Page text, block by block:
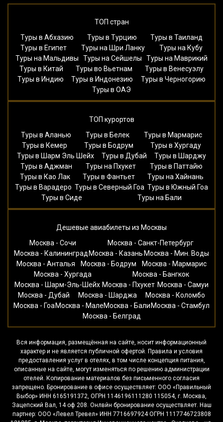
ТОП стран
Туры в Абхазию
Туры в Турцию
Туры в Таиланд
Туры в Египет
Туры на Шри Ланку
Туры на Кубу
Туры на Мальдивы
Туры на Сейшелы
Туры на Маврикий
Туры в Китай
Туры во Вьетнам
Туры в Венесуэлу
Туры в Индию
Туры в Индонезию
Туры в Черногорию
Туры в ОАЭ
ТОП курортов
Туры в Аланью
Туры в Белек
Туры в Мармарис
Туры в Кемер
Туры в Бодрум
Туры в Хургаду
Туры в Шарм Эль Шейх
Туры в Дубай
Туры в Шарджу
Туры в Аджман
Туры на Пхукет
Туры в Паттайю
Туры в Као Лак
Туры в Фантьет
Туры на Хайнань
Туры в Варадеро Туры в Северный Гоа Туры в Южный Гоа
Туры в Сиде
Туры на Бали
Дешевые авиабилеты из Москвы
Москва - Сочи
Москва - Санкт-Петербург
Москва - КалининградМосква - КазаньМосква - Мин. Воды
Москва - Анталья
Москва - Бодрум
Москва - Мармарис
Москва - Хургада
Москва - Бангкок
Москва - Шарм-Эль-Шейх Москва - Пхукет Москва - Самуи
Москва - Дубай
Москва - Шарджа
Москва - Коломбо
Москва - ГоаМосква - МалеМосква - БалиМосква - Стамбул
Москва - Белград
Вся информация, размещённая на сайте, носит информационный
характер и не является публичной офертой. Правила и условия
предоставления услуг в отелях, в том числе концепция питания,
описанные на сайте, могут изменяться по решению администрации
отелей. Копирование материалов без письменного согласия
запрещено. Бронирование в офисе осуществляет: ООО «Правильный
Выбор» ИНН 6165191372, ОГРН 1146196111280 115054, г. Москва,
Зацепский Вал, 14 оф 208. Онлвйн бронирование осуществляет. Наш
партнер: ООО «Левел Тревел» ИНН 7716697924 ОГРН 1117746723808